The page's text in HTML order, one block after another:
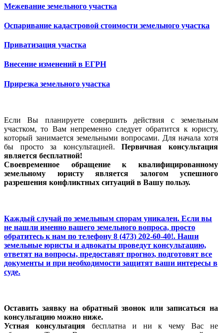
Межевание земельного участка
Оспаривание кадастровой стоимости земельного участка
Приватизация участка
Внесение изменений в ЕГРН
Прирезка земельного участка
Если Вы планируете совершить действия с земельным
участком, то Вам непременно следует обратится к юристу,
который занимается земельными вопросами. Для начала хотя
бы просто за консультацией.Первичная консультация
является бесплатной!
Своевременное обращение к квалифицированному
земельному юристу является залогом успешного
разрешения конфликтных ситуаций в Вашу пользу.
Каждый случай по земельным спорам уникален. Если вы
не нашли именно вашего земельного вопроса, просто
обратитесь к нам по телефону 8 (473) 202-60-40!. Наши
земельные юристы и адвокаты проведут консультацию,
ответят на вопросы, предоставят прогноз, подготовят все
документы и при необходимости защитят ваши интересы в
суде.
Оставить заявку на обратный звонок или записаться на
консультацию можно ниже.
Устная консультациябесплатна и ни к чему Вас не